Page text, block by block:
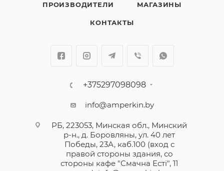
ПРОИЗВОДИТЕЛИ МАГАЗИНЫ
КОНТАКТЫ
+375297098098
info@amperkin.by
РБ, 223053, Минская обл., Минский
р-н., д. Боровляны, ул. 40 лет
Победы, 23А, каб.100 (вход с
правой стороны здания, со
стороны кафе "Смачна Естi", 11